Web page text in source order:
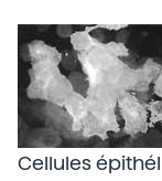
Cellules